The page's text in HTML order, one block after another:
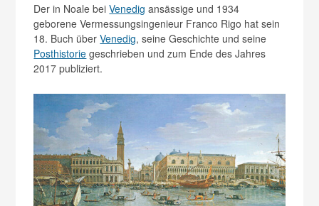
Der in Noale beiVenedig ansässige und 1934
geborene Vermessungsingenieur Franco Rigo hat sein
18. Buch überVenedig, seine Geschichte und seine
Posthistorie geschrieben und zum Ende des Jahres
2017 publiziert.